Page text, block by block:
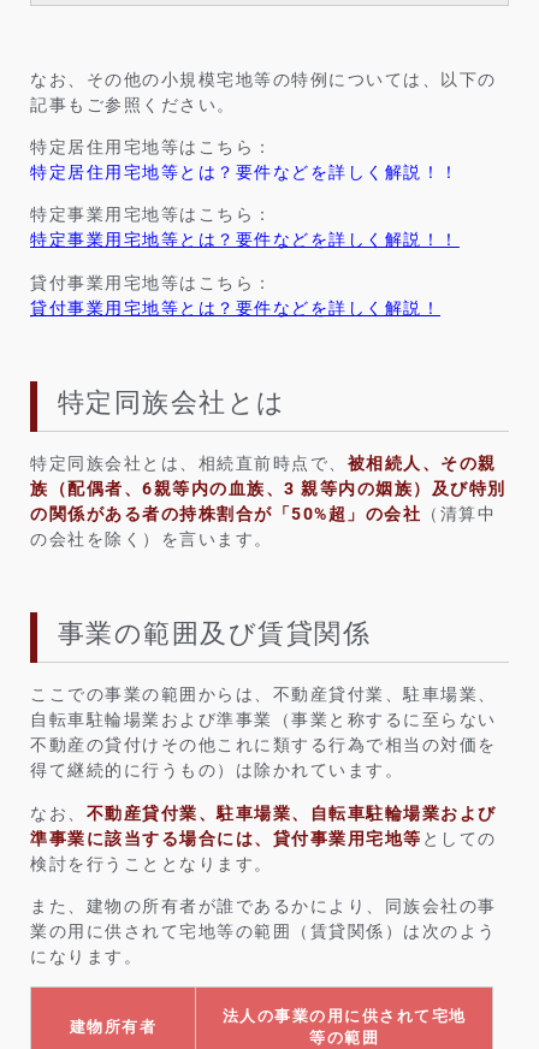
なお、その他の小規模宅地等の特例については、以下の
記事もご参照ください。
特定居住用宅地等はこちら：
特定居住用宅地等とは？要件などを詳しく解説！！
特定事業用宅地等はこちら：
特定事業用宅地等とは？要件などを詳しく解説！！
貸付事業用宅地等はこちら：
貸付事業用宅地等とは？要件などを詳しく解説！
特定同族会社とは
特定同族会社とは、相続直前時点で、 被相続人、その親
族（配偶者、6親等内の血族、3 親等内の姻族）及び特別
の関係がある者の持株割合が「50%超」の会社 （清算中
の会社を除く）を言います。
事業の範囲及び賃貸関係
ここでの事業の範囲からは、不動産貸付業、駐車場業、
自転車駐輪場業および準事業（事業と称するに至らない
不動産の貸付けその他これに類する行為で相当の対価を
得て継続的に行うもの）は除かれています。
なお、 不動産貸付業、駐車場業、自転車駐輪場業および
準事業に該当する場合には、貸付事業用宅地等 としての
検討を行うこととなります。
また、建物の所有者が誰であるかにより、同族会社の事
業の用に供されて宅地等の範囲（賃貸関係）は次のよう
になります。
建物所有者
法人の事業の用に供されて宅地
等の範囲